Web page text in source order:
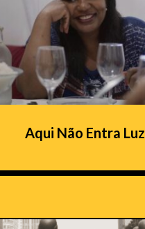
Aqui Não Entra Luz